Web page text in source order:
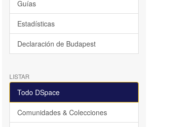
Guías
Estadísticas
Declaración de Budapest
LISTAR
Todo DSpace
Comunidades & Colecciones